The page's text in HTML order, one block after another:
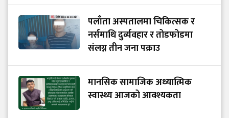
पलाँता अस्पतालमा चिकित्सक र
नर्समाथि दुर्व्यवहार र तोडफोडमा
संलग्न तीन जना पक्राउ
मानसिक सामाजिक अध्यात्मिक
स्वास्थ्य आजको आवश्यकता